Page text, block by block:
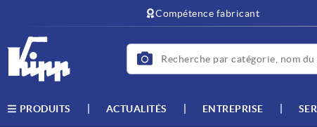
Compétence fabricant
PRODUITS ACTUALITÉS ENTREPRISE